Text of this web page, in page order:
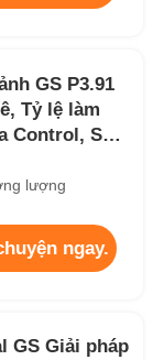
GS P3.91
Tỷ lệ làm
Control, Sử
lượng
ngay.
GS Giải pháp